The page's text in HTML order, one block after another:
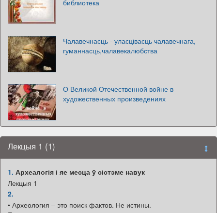
библиотека
Чалавечнасць - уласцівасць чалавечнага,
гуманнасць,чалавекалюбства
О Великой Отечественной войне в
художественных произведениях
Лекцыя 1 (1)
1. Археалогія і яе месца ў сістэме навук
Лекцыя 1
2.
• Археология – это поиск фактов. Не истины.